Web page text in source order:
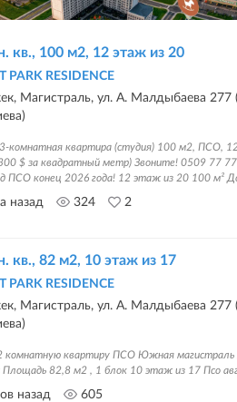
кв., 100 м2, 12 этаж из 20
PARK RESIDENCE
Магистраль, ул. А. Малдыбаева 277
комнатная квартира (студия) 100 м2, ПСО,
$ за квадратный метр) Звоните! 0509
ПСО конец 2026 года! 12 этаж из 20 100 м²
назад 324 2
кв., 82 м2, 10 этаж из 17
PARK RESIDENCE
Магистраль, ул. А. Малдыбаева 277
комнатную квартиру ПСО Южная
Площадь 82,8 м2 , 1 блок 10 этаж из 17 Псо
назад 605